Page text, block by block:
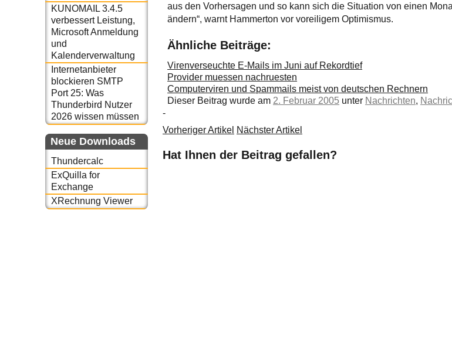
KUNOMAIL 3.4.5
verbessert Leistung,
Microsoft Anmeldung
und
Kalenderverwaltung
Internetanbieter
blockieren SMTP
Port 25: Was
Thunderbird Nutzer
2026 wissen müssen
Neue Downloads
Thundercalc
ExQuilla for
Exchange
XRechnung Viewer
aus den Vorhersagen und so kann sich die Situation von einen
ändern“, warnt Hammerton vor voreiligem Optimismus.
Ähnliche Beiträge:
Virenverseuchte E-Mails im Juni auf Rekordtief
Provider muessen nachruesten
Computerviren und Spammails meist von deutschen Rechnern
Dieser Beitrag wurde am 2. Februar 2005 unter Nachrichten,
-
Vorheriger Artikel Nächster Artikel
Hat Ihnen der Beitrag gefallen?